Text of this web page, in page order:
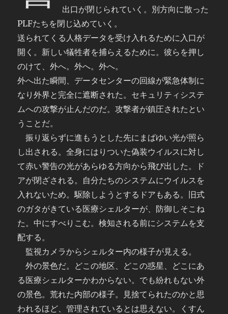
出口が閉じられていく。別方向に散った
PLFたちを閉じ込めていく。
送られてくる人格データを受け入れるために入口が
開く。新しい犠牲者を捕らえるために。彼らを押し
のけて、外へ。外へ。外へ。
外へ出た瞬間、データセンターの回線が緊急体制に
なり外界と完全に遮断された。セキュリティシステ
ムへの攻撃が止んだのだ。攻撃者が鎮圧されたとい
うことだ。
振り返らずに進もうとした先にまばゆい光が照ら
し出される。全身にはりついた偽装ウイルスに対し
て赤い警告の光があらゆる方向から飛び出した。ド
アが閉ざされる。自分たちのシステムにウイルスを
入れないため。駆除しようとするドアもある。旧式
のガタがきている医療シェルターが、防御しそこね
た。中にすべりこむ。検知される前にシステムを支
配する。
監視カメラからシェルター内の様子が見える。
外の景色だ。どこの地区、どこの惑星、どこにあ
る医療シェルターかわからない。でも紛れもない外
の景色。荒れた内部の様子。見捨てられたのかと思
われるほど、管理されているとは思えない。くすん